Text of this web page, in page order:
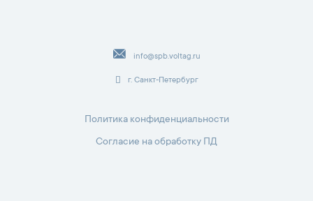
info@spb.voltag.ru
г. Санкт-Петербург
Политика конфиденциальности
Согласие на обработку ПД